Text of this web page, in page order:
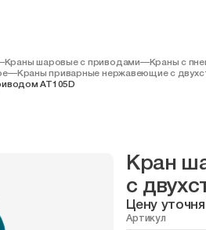
Краны шаровые с приводами—Краны с
—Краны приварные нержавеющие с
AT105D
Кран
с
Цену
Артикул